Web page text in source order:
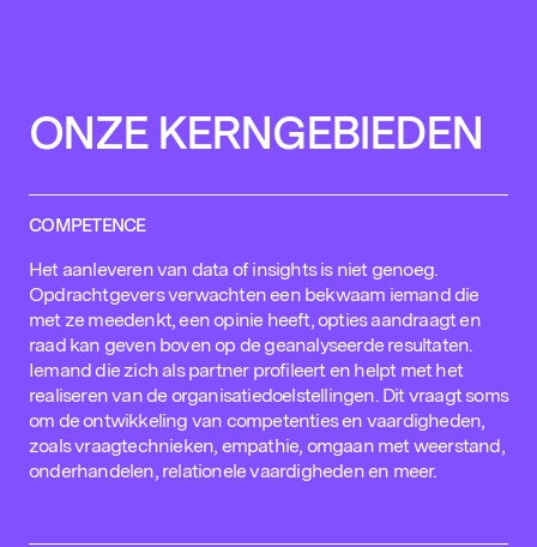
ONZE KERNGEBIEDEN
COMPETENCE
Het aanleveren van data of insights is niet genoeg.
Opdrachtgevers verwachten een bekwaam iemand die
met ze meedenkt, een opinie heeft, opties aandraagt en
raad kan geven boven op de geanalyseerde resultaten.
Iemand die zich als partner profileert en helpt met het
realiseren van de organisatiedoelstellingen. Dit vraagt soms
om de ontwikkeling van competenties en vaardigheden,
zoals vraagtechnieken, empathie, omgaan met weerstand,
onderhandelen, relationele vaardigheden en meer.